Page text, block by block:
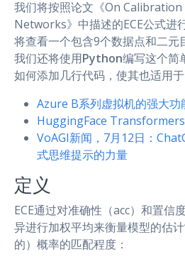
我们将按照论文《On
Networks》中描述的ECE公式进
将查看一个包含9个数据点和二元
我们还将使用Python编写这个简
如何添加几行代码，使其也适用于
Azure B系列虚拟机的强大功
HuggingFace
VoAGI新闻，7月12日：
式思维提示的力量
定义
ECE通过对准确性（acc）和置信
异进行加权平均来衡量模型的估
的）概率的匹配程度：